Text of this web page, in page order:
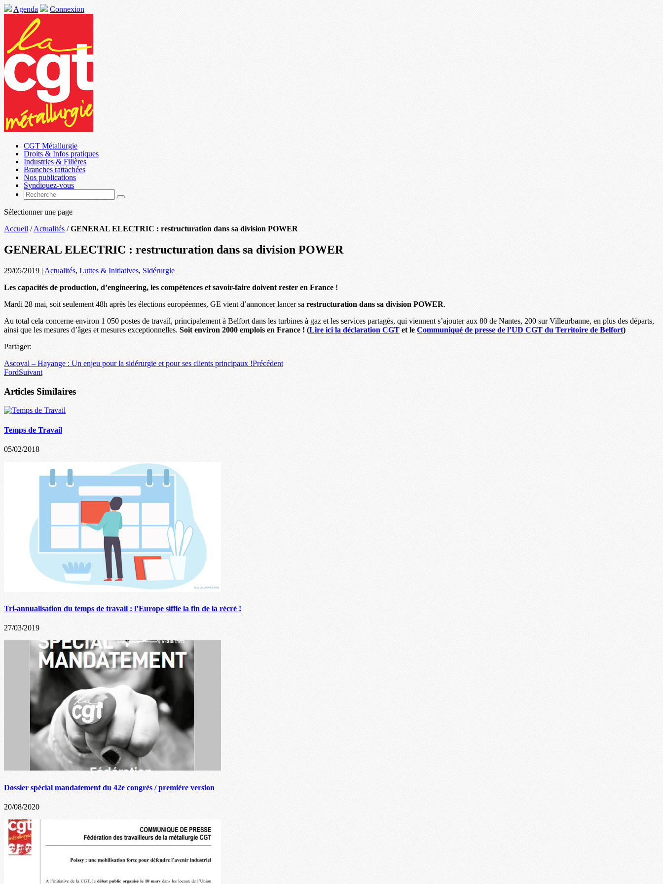
Agenda Connexion
CGT Métallurgie
Droits & Infos pratiques
Industries & Filières
Branches rattachées
Nos publications
Syndiquez-vous
Sélectionner une page
Accueil /Actualités /GENERAL ELECTRIC : restructuration dans sa division POWER
GENERAL ELECTRIC : restructuration dans sa division POWER
29/05/2019 | Actualités, Luttes & Initiatives, Sidérurgie
Les capacités de production, d’engineering, les compétences et savoir-faire doivent rester en France !
Mardi 28 mai, soit seulement 48h après les élections européennes, GE vient d’annoncer lancer sa restructuration dans sa division POWER.
Au total cela concerne environ 1 050 postes de travail, principalement à Belfort dans les turbines à gaz et les services partagés, qui viennent s’ajouter aux 80 de Nantes, 200 sur Villeurbanne, en plus des départs,
ainsi que les mesures d’âges et mesures exceptionnelles. Soit environ 2000 emplois en France ! (Lire ici la déclaration CGT et le Communiqué de presse de l’UD CGT du Territoire de Belfort)
Partager:
Ascoval – Hayange : Un enjeu pour la sidérurgie et pour ses clients principaux !Précédent
FordSuivant
Articles Similaires
Temps de Travail
05/02/2018
Tri-annualisation du temps de travail : l’Europe siffle la fin de la récré !
27/03/2019
Dossier spécial mandatement du 42e congrès / première version
20/08/2020